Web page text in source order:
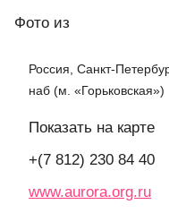
Фото из
Россия, Санкт-
наб (м. «Горьковская»)
Показать на карте
+(7 812) 230 84 40
www.aurora.org.ru